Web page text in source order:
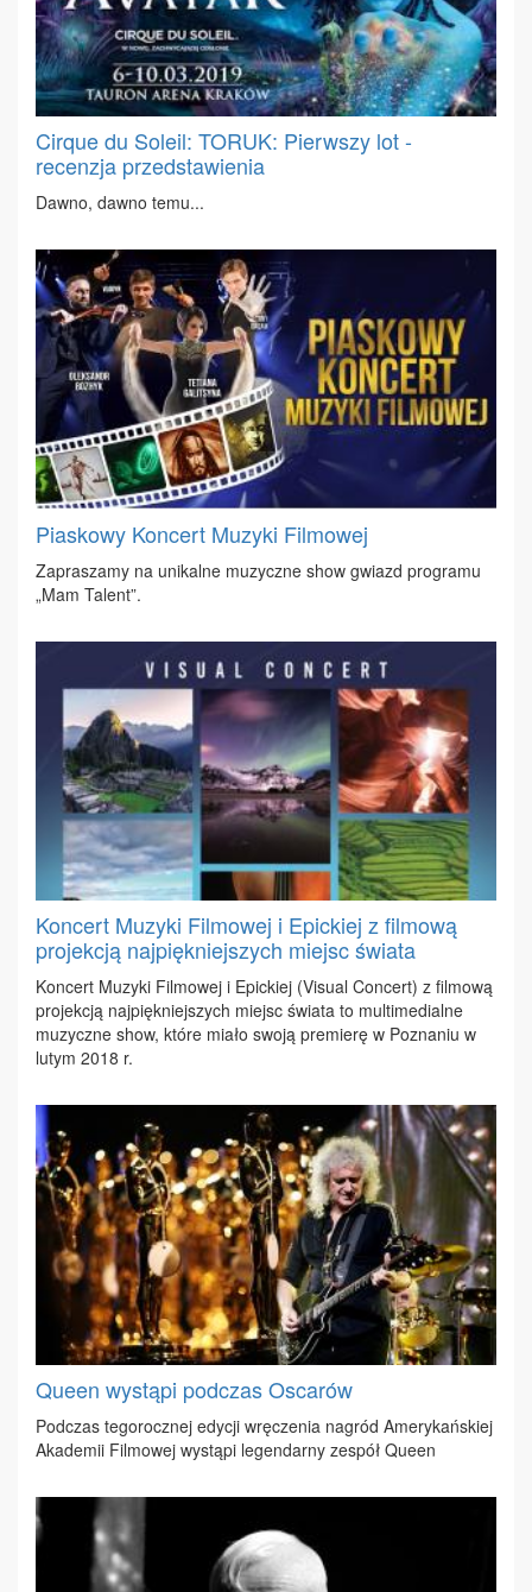
Cirque du Soleil: TORUK: Pierwszy lot -
recenzja przedstawienia
Daw­no, daw­no te­mu...
Piaskowy Koncert Muzyki Filmowej
Za­pra­sza­my na uni­kal­ne mu­zycz­ne show gwiazd pro­gra­mu
„Mam Ta­lent”.
Koncert Muzyki Filmowej i Epickiej z filmową
projekcją najpiękniejszych miejsc świata
Kon­cert Mu­zy­ki Fil­mo­wej i Epic­kiej (Vi­su­al Con­cert) z fil­mo­wą
pro­jek­cją naj­pięk­niej­szych miejsc świa­ta to mul­ti­me­dial­ne
mu­zycz­ne show, któ­re mia­ło swo­ją pre­mie­rę w Po­zna­niu w
lu­tym 2018 r.
Queen wystąpi podczas Oscarów
Pod­czas te­go­rocz­nej edy­cji wrę­cze­nia na­gród Ame­ry­kań­skiej
Aka­de­mii Fil­mo­wej wy­stą­pi le­gen­dar­ny ze­spół Qu­een